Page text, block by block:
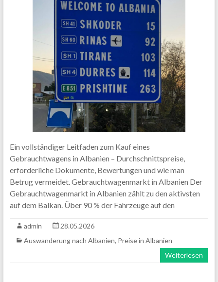
Ein vollständiger Leitfaden zum Kauf eines
Gebrauchtwagens in Albanien – Durchschnittspreise,
erforderliche Dokumente, Bewertungen und wie man
Betrug vermeidet. Gebrauchtwagenmarkt in Albanien Der
Gebrauchtwagenmarkt in Albanien zählt zu den aktivsten
auf dem Balkan. Über 90 % der Fahrzeuge auf den
admin
28.05.2026
Auswanderung nach Albanien, Preise in Albanien
Weiterlesen